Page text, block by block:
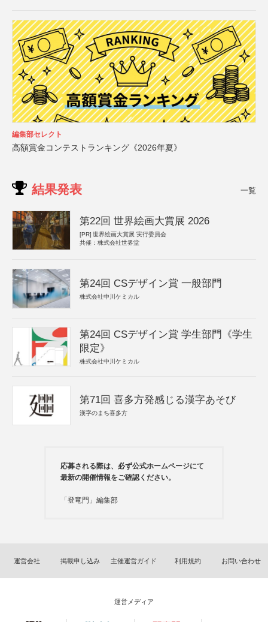
編集部セレクト
高額賞金コンテストランキング《2026年夏》
結果発表 一覧
第22回 世界絵画大賞展 2026
[PR] 世界絵画大賞展 実行委員会
共催：株式会社世界堂
第24回 CSデザイン賞 一般部門
株式会社中川ケミカル
第24回 CSデザイン賞 学生部門《学生
限定》
株式会社中川ケミカル
第71回 喜多方発感じる漢字あそび
漢字のまち喜多方
応募される際は、必ず公式ホームページにて
最新の開催情報をご確認ください。
「登竜門」編集部
運営会社 掲載申し込み 主催運営ガイド 利用規約 お問い合わせ
運営メディア